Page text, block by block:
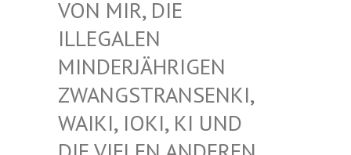
ON MIR, DIE I
LLEGALEN M
INDERJÄHRIGEN Z
WANGSTRANSENKI, W
AIKI, IOKI, KI UND D